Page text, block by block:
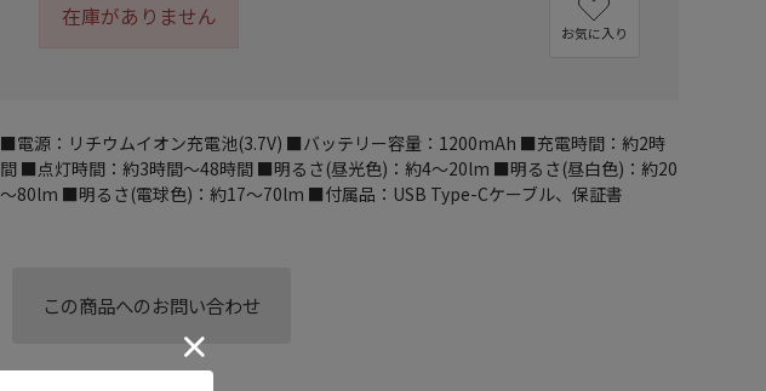
在庫がありません
お気に入り
■電源：リチウムイオン充電池(3.7V) ■バッテリー容量：1200mAh ■充電時間：約2時
間 ■点灯時間：約3時間～48時間 ■明るさ(昼光色)：約4～20lm ■明るさ(昼白色)：約20
～80lm ■明るさ(電球色)：約17～70lm ■付属品：USB Type-Cケーブル、保証書
この商品へのお問い合わせ